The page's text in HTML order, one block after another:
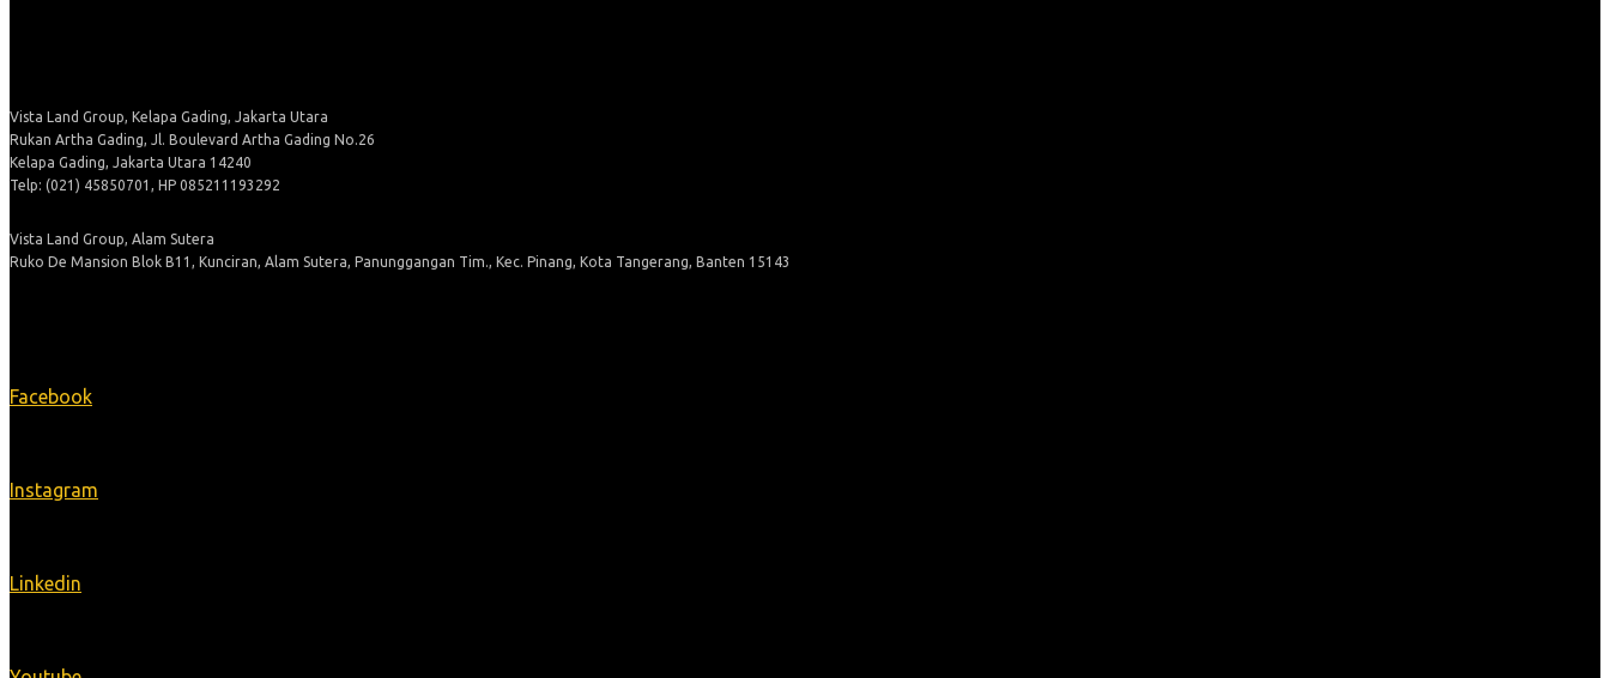
Vista Land Group, Kelapa Gading, Jakarta Utara
Rukan Artha Gading, Jl. Boulevard Artha Gading No.26
Kelapa Gading, Jakarta Utara 14240
Telp: (021) 45850701, HP 085211193292
Vista Land Group, Alam Sutera
Ruko De Mansion Blok B11, Kunciran, Alam Sutera, Panunggangan Tim., Kec. Pinang, Kota Tangerang, Banten 15143
Facebook
Instagram
Linkedin